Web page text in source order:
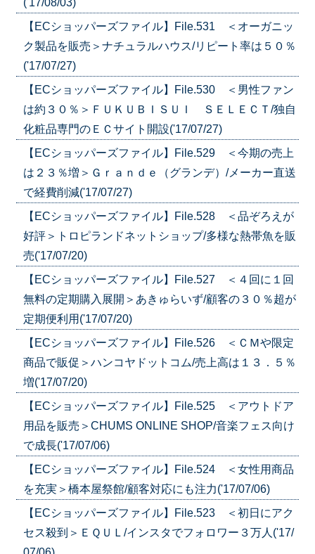
【ECショッパーズファイル】File.531 ＜オーガニッ
ク製品を販売＞ナチュラルハウス/リピート率は５０％
('17/07/27)
【ECショッパーズファイル】File.530 ＜男性ファン
は約３０％＞ＦＵＫＵＢＩＳＵＩ ＳＥＬＥＣＴ/独自
化粧品専門のＥＣサイト開設('17/07/27)
【ECショッパーズファイル】File.529 ＜今期の売上
は２３％増＞Ｇｒａｎｄｅ（グランデ）/メーカー直送
で経費削減('17/07/27)
【ECショッパーズファイル】File.528 ＜品ぞろえが
好評＞トロピランドネットショップ/多様な熱帯魚を販
売('17/07/20)
【ECショッパーズファイル】File.527 ＜４回に１回
無料の定期購入展開＞あきゅらいず/顧客の３０％超が
定期便利用('17/07/20)
【ECショッパーズファイル】File.526 ＜ＣＭや限定
商品で販促＞ハンコヤドットコム/売上高は１３．５％
増('17/07/20)
【ECショッパーズファイル】File.525 ＜アウトドア
用品を販売＞CHUMS ONLINE SHOP/音楽フェス向け
で成長('17/07/06)
【ECショッパーズファイル】File.524 ＜女性用商品
を充実＞橋本屋祭館/顧客対応にも注力('17/07/06)
【ECショッパーズファイル】File.523 ＜初日にアク
セス殺到＞ＥＱＵＬ/インスタでフォロワー３万人('17/